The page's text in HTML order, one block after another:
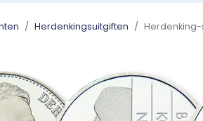
Herdenkingsuitgiften Herdenking-